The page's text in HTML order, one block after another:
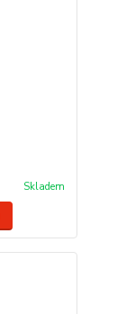
Skladem